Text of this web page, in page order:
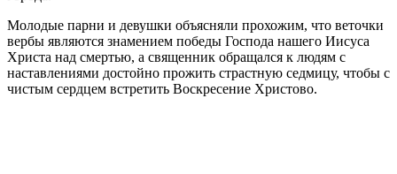
Молодые парни и девушки объясняли прохожим, что веточки
вербы являются знамением победы Господа нашего Иисуса
Христа над смертью, а священник обращался к людям с
наставлениями достойно прожить страстную седмицу, чтобы с
чистым сердцем встретить Воскресение Христово.